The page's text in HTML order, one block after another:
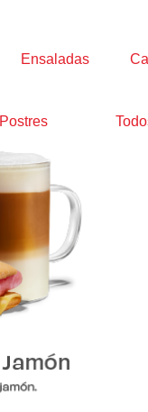
Ensaladas
Postres